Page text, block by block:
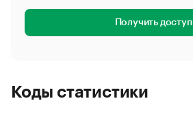
Получить доступ
Коды статистики